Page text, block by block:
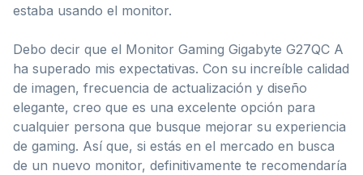
estaba usando el monitor.
Debo decir que el Monitor Gaming Gigabyte G27QC A
ha superado mis expectativas. Con su increíble calidad
de imagen, frecuencia de actualización y diseño
elegante, creo que es una excelente opción para
cualquier persona que busque mejorar su experiencia
de gaming. Así que, si estás en el mercado en busca
de un nuevo monitor, definitivamente te recomendaría